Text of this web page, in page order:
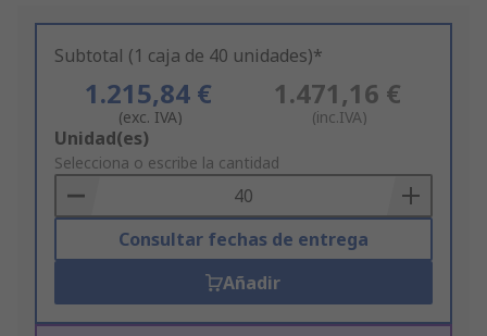
Subtotal (1 caja de 40 unidades)*
1.215,84 €
(exc. IVA)
1.471,16 €
(inc.IVA)
Add
to
Basket
Unidad(es)
Selecciona o escribe la cantidad
Consultar fechas de entrega
Añadir